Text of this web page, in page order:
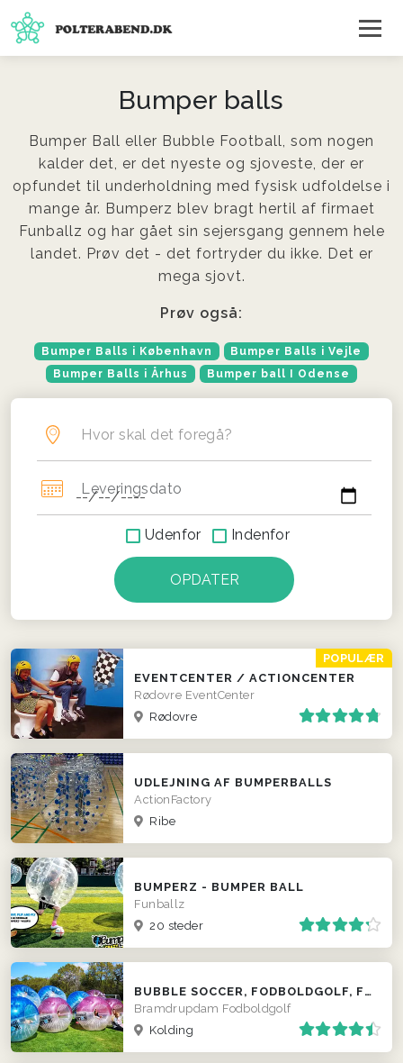
Bumper balls
Bumper Ball eller Bubble Football, som nogen
kalder det, er det nyeste og sjoveste, der er
opfundet til underholdning med fysisk udfoldelse i
mange år. Bumperz blev bragt hertil af firmaet
Funballz og har gået sin sejersgang gennem hele
landet. Prøv det - det fortryder du ikke. Det er
mega sjovt.
Prøv også:
Bumper Balls i København
Bumper Balls i Vejle
Bumper Balls i Århus
Bumper ball I Odense
Hvor skal det foregå?
Leveringsdato
Udenfor Indenfor
POPULÆR
EVENTCENTER / ACTIONCENTER
Rødovre EventCenter
Rødovre
UDLEJNING AF BUMPERBALLS
ActionFactory
Ribe
BUMPERZ - BUMPER BALL
Funballz
20 steder
BUBBLE SOCCER, FODBOLDGOLF, FRISBEEGOLF, 5-KAMP OG STØDBÅND - KOLDING
Bramdrupdam Fodboldgolf
Kolding